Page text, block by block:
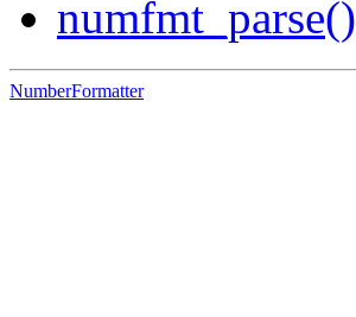
numfmt_parse()
NumberFormatter